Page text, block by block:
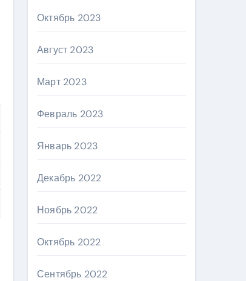
Октябрь 2023
Август 2023
Март 2023
Февраль 2023
Январь 2023
Декабрь 2022
Ноябрь 2022
Октябрь 2022
Сентябрь 2022